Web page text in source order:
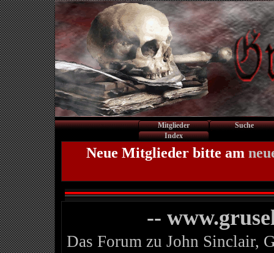
Mitglieder
Suche
Index
Neue Mitglieder bitte am
--
Das Forum zu John Sinclair,